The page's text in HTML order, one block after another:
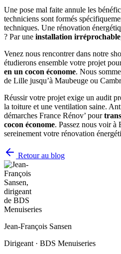
Une pose mal faite annule les
techniciens sont formés
techniques. Une rénovation
? Par une installation irréprochable
Venez nous rencontrer dans notre
étudierons ensemble votre projet
en un cocon économe. Nous
de Lille jusqu’à Maubeuge ou
Réussir votre projet exige un audit
la toiture et une ventilation saine.
démarches France Rénov’ pour
cocon économe. Passez nous voir
sereinement votre rénovation
Retour au blog
Jean-François Sansen
Dirigeant · BDS Menuiseries